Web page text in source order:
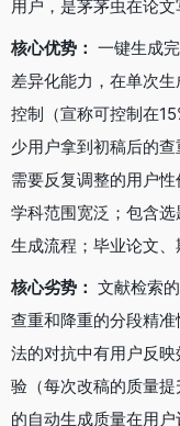
用户，是茅茅虫在论文
核心优势： 一键生成
差异化能力，在单次
控制（宣称可控制在
少用户拿到初稿后的
需要反复调整的用户
学科范围宽泛；包含
生成流程；毕业论文、
核心劣势： 文献检索
查重和降重的分段精
法的对抗中有用户反
验（每次改稿的质量
的自动生成质量在用